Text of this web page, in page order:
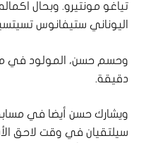
تياغو مونتيرو. وبحال
اليوناني ستيفانوس
دقيقة.
ويشارك حسن أيضا في
سيلتقيان في وقت لاحق